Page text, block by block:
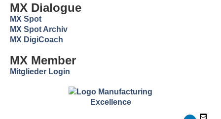
MX Dialogue
MX Spot
MX Spot Archiv
MX DigiCoach
MX Member
Mitglieder Login